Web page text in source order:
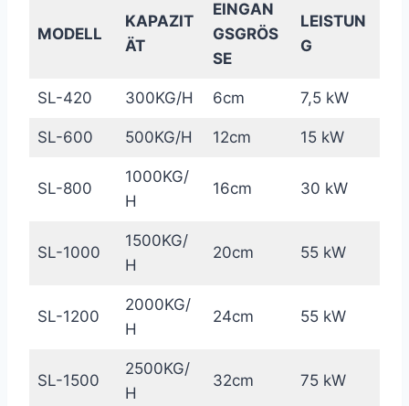
MODELL
KAPAZIT
ÄT
EINGAN
GSGRÖS
SE
LEISTUN
G
SL-420 300KG/H 6cm 7,5 kW
SL-600 500KG/H 12cm 15 kW
SL-800
1000KG/
H
16cm 30 kW
SL-1000
1500KG/
H
20cm 55 kW
SL-1200
2000KG/
H
24cm 55 kW
SL-1500
2500KG/
H
32cm 75 kW